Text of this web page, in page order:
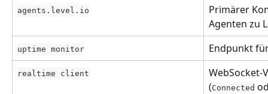
agents.level.io
Primärer
Agenten zu
uptime monitor Endpunkt
realtime client
(Connected